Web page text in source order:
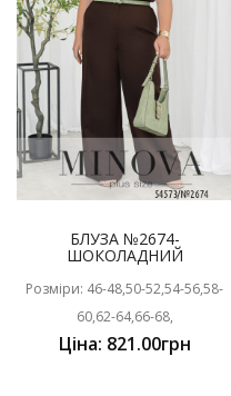
БЛУЗА №2674-
ШОКОЛАДНИЙ
Розміри: 46-48,50-52,54-56,58-
60,62-64,66-68,
Ціна: 821.00грн